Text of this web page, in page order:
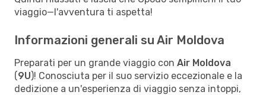
viaggio—l'avventura ti aspetta!
Informazioni generali su Air Moldova
Preparati per un grande viaggio con Air Moldova
(9U)! Conosciuta per il suo servizio eccezionale e la
dedizione a un'esperienza di viaggio senza intoppi,